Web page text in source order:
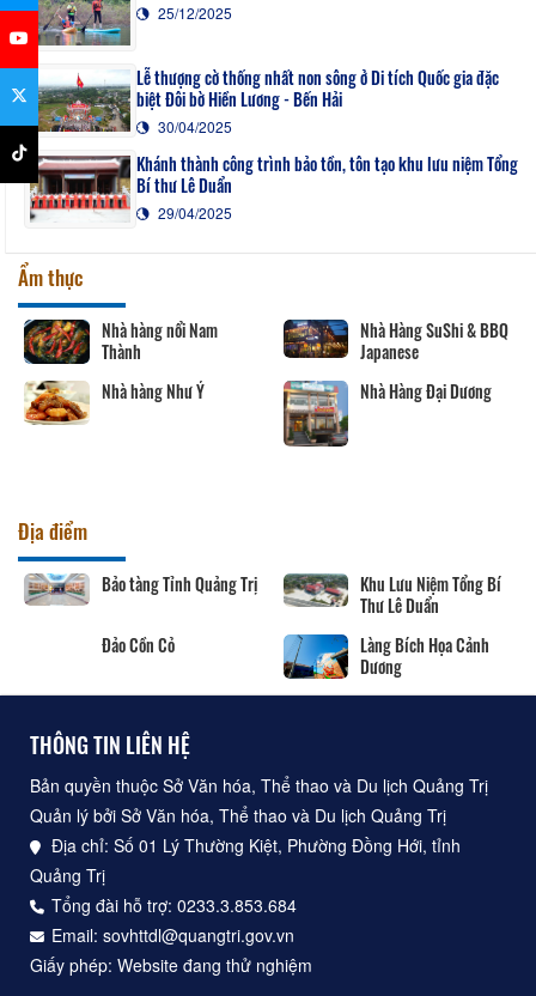
25/12/2025
Lễ thượng cờ thống nhất non sông ở Di tích Quốc gia đặc
biệt Đôi bờ Hiền Lương - Bến Hải
30/04/2025
Khánh thành công trình bảo tồn, tôn tạo khu lưu niệm Tổng
Bí thư Lê Duẩn
29/04/2025
Ẩm thực
Nhà hàng nổi Nam
Thành
Nhà Hàng SuShi & BBQ
Japanese
Nhà hàng Như Ý
Nhà Hàng Đại Dương
Địa điểm
Bảo tàng Tỉnh Quảng Trị
Khu Lưu Niệm Tổng Bí
Thư Lê Duẩn
Đảo Cồn Cỏ
Làng Bích Họa Cảnh
Dương
THÔNG TIN LIÊN HỆ
Bản quyền thuộc Sở Văn hóa, Thể thao và Du lịch Quảng Trị
Quản lý bởi Sở Văn hóa, Thể thao và Du lịch Quảng Trị
Địa chỉ: Số 01 Lý Thường Kiệt, Phường Đồng Hới, tỉnh
Quảng Trị
Tổng đài hỗ trợ: 0233.3.853.684
Email: sovhttdl@quangtri.gov.vn
Giấy phép: Website đang thử nghiệm